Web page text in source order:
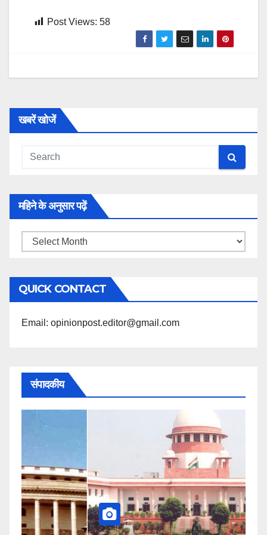
Post Views: 58
खबरें खोजें
महिने के अनुसार पढ़ें
महिने
अनुसार
पढ़ें
QUICK CONTACT
Email: opinionpost.editor@gmail.com
संपादकीय